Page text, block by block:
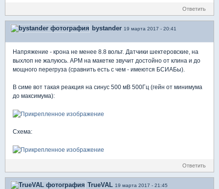
Ответить
bystander 19 марта 2017 - 20:41
Напряжение - крона не менее 8.8 вольт. Датчики шектеровские, на
выхлоп не жалуюсь. АРМ на макетке звучит достойно от клина и до
мощного перегруза (сравнить есть с чем - имеются БСИАБы).
В симе вот такая реакция на синус 500 мВ 500Гц (гейн от минимума
до максимума):
Схема:
Ответить
TrueVAL 19 марта 2017 - 21:45